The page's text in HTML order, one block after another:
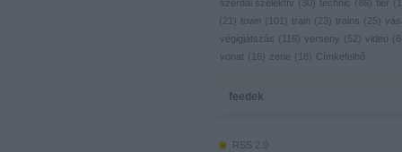
szerdai szelektív ( 30) technic ( 86 ) tier (
( 21 ) town ( 101 ) train ( 23) trains ( 25)
végigjátszás ( 116 ) verseny ( 52) video (
vonat ( 16 ) zene ( 18 ) Címkefelhő
feedek
RSS 2.0